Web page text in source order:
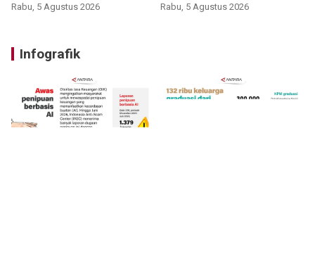
Rabu, 5 Agustus 2026 Rabu, 5 Agustus 2026
Infografik